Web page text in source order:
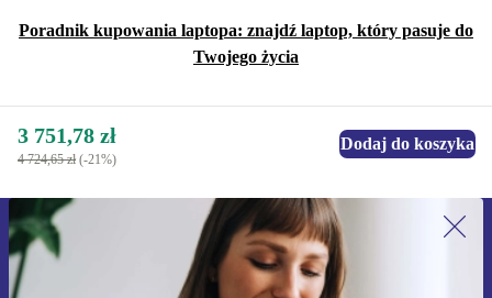
Poradnik kupowania laptopa: znajdź laptop, który pasuje do
Twojego życia
3 751,78 zł
4 724,65 zł (-21%)
Dodaj do koszyka
Zapisz się na nasz newsletter!
Nie przegap żadnej oferty.